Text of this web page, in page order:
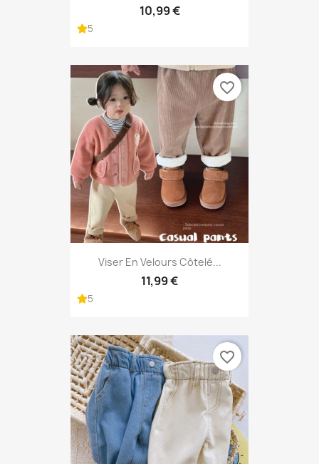
10,99 €
5
Viser En Velours Côtelé...
11,99 €
5
favorite_border
favorite_border